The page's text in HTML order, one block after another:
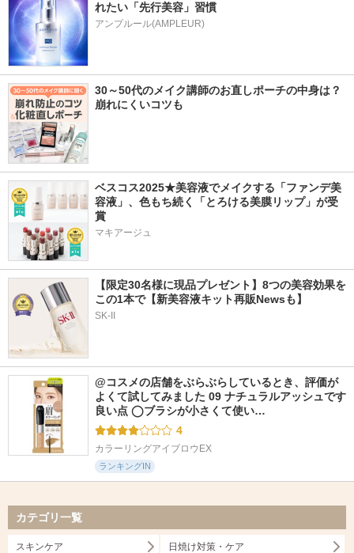
れたい「先行美容」習慣
アンプルール(AMPLEUR)
30～50代のメイク講師のお直しポーチの中身は？
崩れにくいコツも
ベスコス2025★美容液でメイクする「ファンデ美
容液」、色もち続く「とろける美膜リップ」が受
賞
マキアージュ
【限定30名様に現品プレゼント】8つの美容効果を
この1本で【新美容液キット再販Newsも】
SK-II
@コスメの店舗をぶらぶらしているとき、評価が
よくて試してみました 09 ナチュラルアッシュです
良い点 ◯ブラシが小さくて使い…
4
カラーリングアイブロウEX
ランキングIN
カテゴリ一覧
スキンケア 日焼け対策・ケア